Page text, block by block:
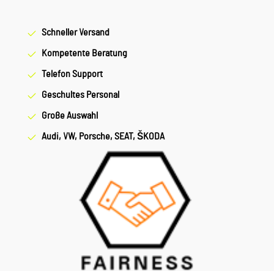
Schneller Versand
Kompetente Beratung
Telefon Support
Geschultes Personal
Große Auswahl
Audi, VW, Porsche, SEAT, ŠKODA